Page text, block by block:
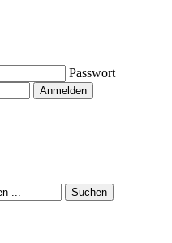
Passwort
Anmelden
Suchen